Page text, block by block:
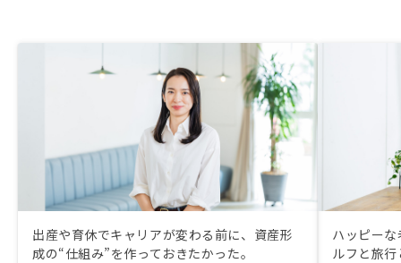
出産や育休でキャリアが変わる前に、資産形
成の“仕組み”を作っておきたかった。
ハッピー
ルフと旅